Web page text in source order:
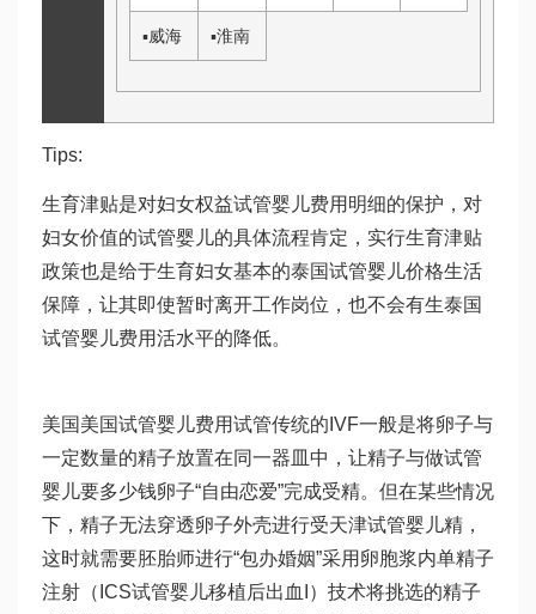
▪威海 ▪淮南
Tips:
生育津贴是对妇女权益试管婴儿费用明细的保护，对
妇女价值的试管婴儿的具体流程肯定，实行生育津贴
政策也是给于生育妇女基本的泰国试管婴儿价格生活
保障，让其即使暂时离开工作岗位，也不会有生泰国
试管婴儿费用活水平的降低。
美国 美国试管婴儿费用试管传统的IVF一般是将卵子与
一定数量的精子放置在同一器皿中，让精子与做试管
婴儿要多少钱卵子“自由恋爱”完成受精。但在某些情况
下，精子无法穿透卵子外壳进行受天津试管婴儿精，
这时就需要胚胎师进行“包办婚姻”采用卵胞浆内单精子
注射（ICS试管婴儿移植后出血 I）技术将挑选的精子